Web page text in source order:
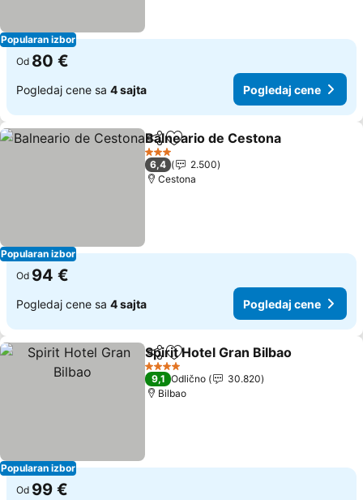
Popularan izbor
Od 80 €
Pogledaj cene sa 4 sajta Pogledaj cene
Popularan izbor
Deli Dodati u favorite
Balneario de Cestona
3 Zvezdice
6,4
2.500
Cestona
Od 94 €
Pogledaj cene sa 4 sajta Pogledaj cene
Popularan izbor
Deli Dodati u favorite
Spirit Hotel Gran Bilbao
4 Zvezdice
9,1 Odlično
30.820
Bilbao
Od 99 €